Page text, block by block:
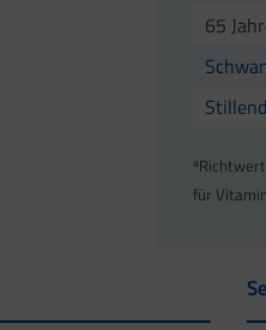
65
a
für